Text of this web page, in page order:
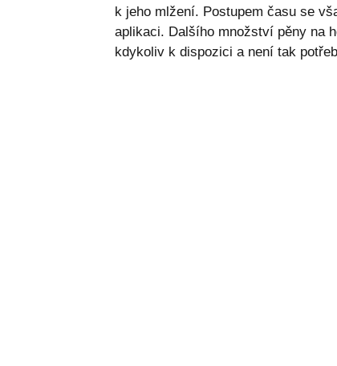
k jeho mlžení. Postupem času se
aplikaci. Dalšího množství pěny na
kdykoliv k dispozici a není tak